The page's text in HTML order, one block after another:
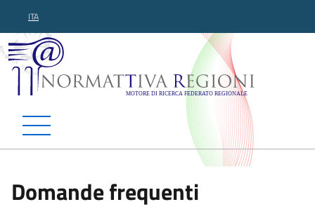
ITA
Normattiva Regioni -
Domande frequenti